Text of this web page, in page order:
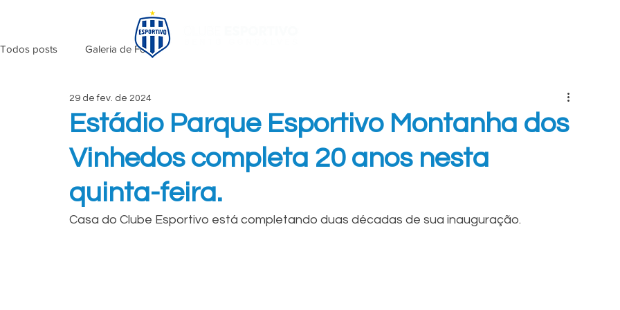
Todos posts Galeria de Fotos
Estádio Parque Esportivo Montanha dos
Vinhedos completa 20 anos nesta
quinta-feira.
29 de fev. de 2024
Casa do Clube Esportivo está completando duas décadas de sua inauguração.